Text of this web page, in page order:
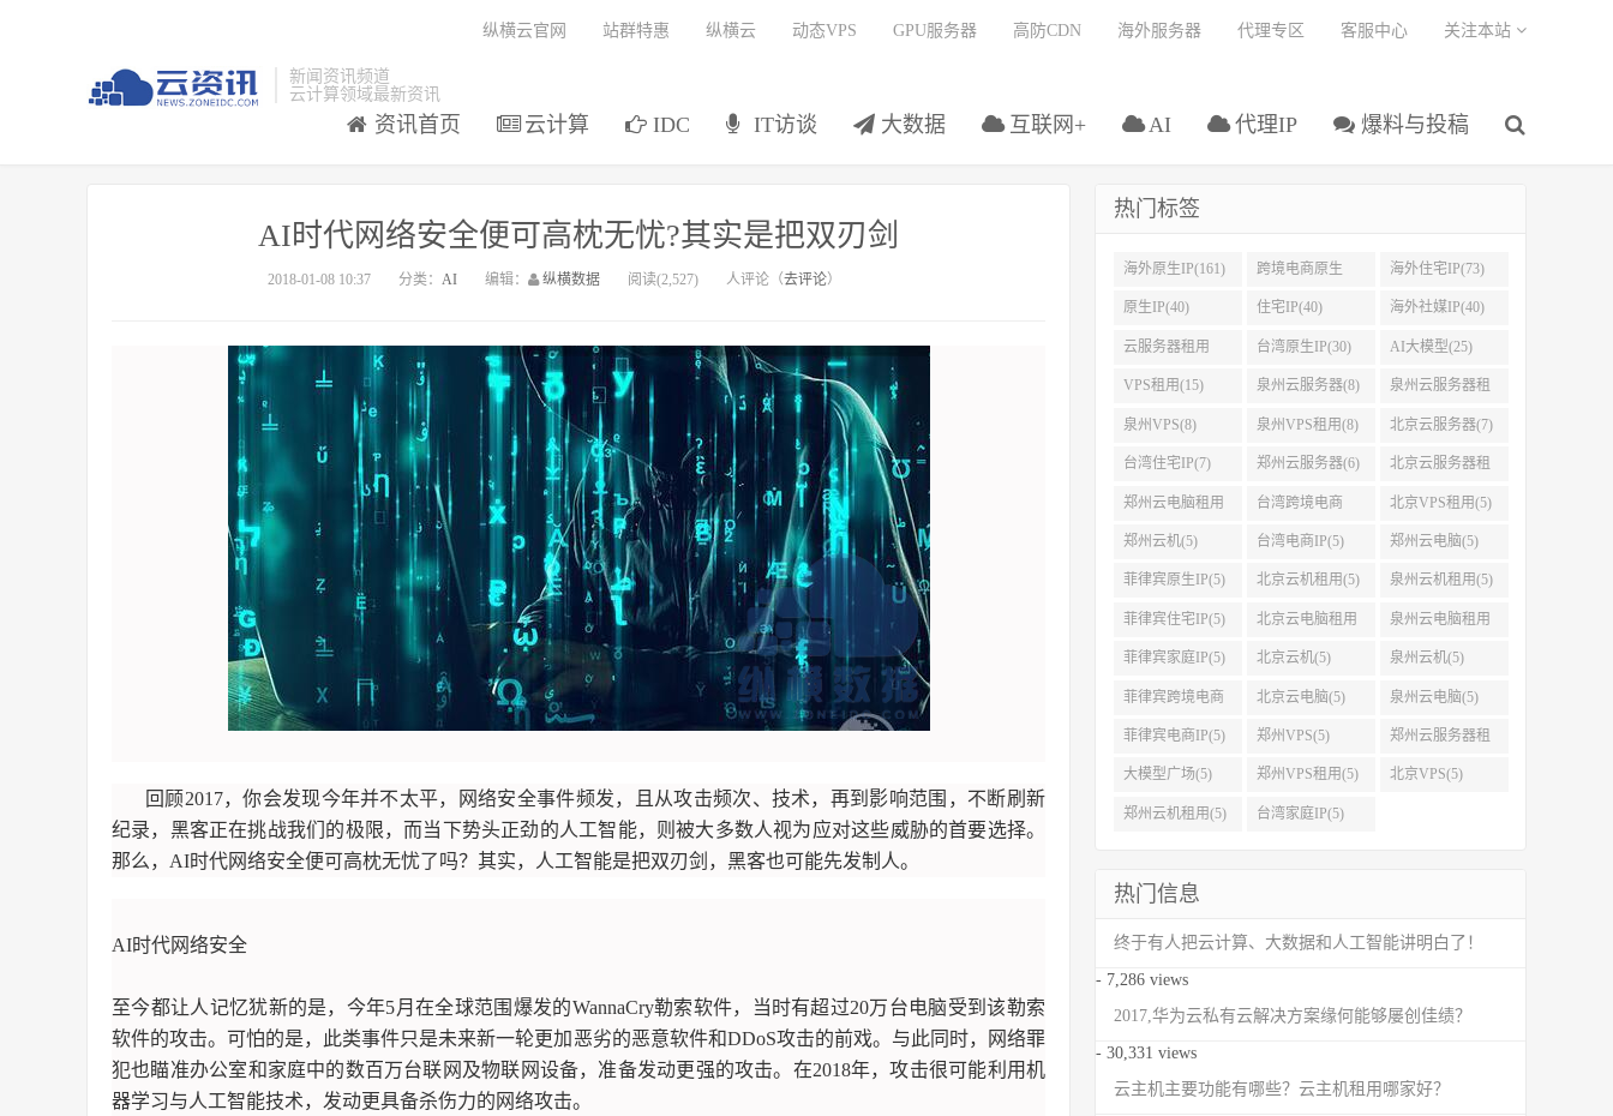
新闻资讯频道
云计算领域最新资讯
资讯首页 云计算 IDC IT访谈 大数据 互联网+ AI 代理IP 爆料与投稿
纵横云官网 站群特惠 纵横云 动态VPS GPU服务器 高防CDN 海外服务器 代理专区 客服中心 关注本站
AI时代网络安全便可高枕无忧?其实是把双刃剑
2018-01-08 10:37 分类： AI 编辑： 纵横数据 阅读(2,527) 人评论（去评论）
回顾2017，你会发现今年并不太平，网络安全事件频发，且从攻击频次、技术，再到影响范围，不断刷新
纪录，黑客正在挑战我们的极限，而当下势头正劲的人工智能，则被大多数人视为应对这些威胁的首要选择。
那么，AI时代网络安全便可高枕无忧了吗？其实，人工智能是把双刃剑，黑客也可能先发制人。
AI时代网络安全
至今都让人记忆犹新的是，今年5月在全球范围爆发的WannaCry勒索软件，当时有超过20万台电脑受到该勒索
软件的攻击。可怕的是，此类事件只是未来新一轮更加恶劣的恶意软件和DDoS攻击的前戏。与此同时，网络罪
犯也瞄准办公室和家庭中的数百万台联网及物联网设备，准备发动更强的攻击。在2018年，攻击很可能利用机
器学习与人工智能技术，发动更具备杀伤力的网络攻击。
热门标签
海外原生IP(161) 跨境电商原生
IP(108)
海外住宅IP(73)
原生IP(40) 住宅IP(40) 海外社媒IP(40)
云服务器租用
(37)
台湾原生IP(30) AI大模型(25)
VPS租用(15) 泉州云服务器(8) 泉州云服务器租
用(8)
泉州VPS(8) 泉州VPS租用(8) 北京云服务器(7)
台湾住宅IP(7) 郑州云服务器(6) 北京云服务器租
用(5)
郑州云电脑租用
(5)
台湾跨境电商
IP(5)
北京VPS租用(5)
郑州云机(5) 台湾电商IP(5) 郑州云电脑(5)
菲律宾原生IP(5) 北京云机租用(5) 泉州云机租用(5)
菲律宾住宅IP(5) 北京云电脑租用
(5)
泉州云电脑租用
(5)
菲律宾家庭IP(5) 北京云机(5) 泉州云机(5)
菲律宾跨境电商
IP(5)
北京云电脑(5) 泉州云电脑(5)
菲律宾电商IP(5) 郑州VPS(5) 郑州云服务器租
用(5)
大模型广场(5) 郑州VPS租用(5) 北京VPS(5)
郑州云机租用(5) 台湾家庭IP(5)
热门信息
终于有人把云计算、大数据和人工智能讲明白了！
- 7,286 views
2017,华为云私有云解决方案缘何能够屡创佳绩？
- 30,331 views
云主机主要功能有哪些？云主机租用哪家好？